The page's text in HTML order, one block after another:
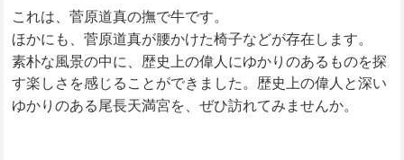
これは、菅原道真の撫で牛です。
ほかにも、菅原道真が腰かけた椅子などが存在します。
素朴な風景の中に、歴史上の偉人にゆかりのあるものを探
す楽しさを感じることができました。 歴史上の偉人と深い
ゆかりのある尾長天満宮を、ぜひ訪れてみませんか。